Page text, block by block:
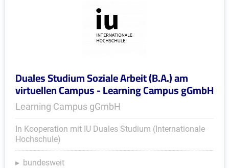
Duales Studium Soziale Arbeit (B.A.) am
virtuellen Campus - Learning Campus gGmbH
Learning Campus gGmbH
In Kooperation mit IU Duales Studium (Internationale
Hochschule)
bundesweit